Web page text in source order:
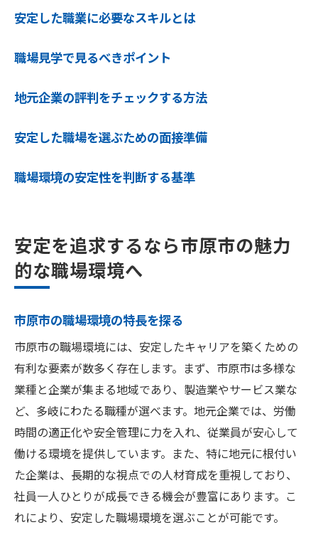
安定した職業に必要なスキルとは
職場見学で見るべきポイント
地元企業の評判をチェックする方法
安定した職場を選ぶための面接準備
職場環境の安定性を判断する基準
安定を追求するなら市原市の魅力
的な職場環境へ
市原市の職場環境の特長を探る
市原市の職場環境には、安定したキャリアを築くための
有利な要素が数多く存在します。まず、市原市は多様な
業種と企業が集まる地域であり、製造業やサービス業な
ど、多岐にわたる職種が選べます。地元企業では、労働
時間の適正化や安全管理に力を入れ、従業員が安心して
働ける環境を提供しています。また、特に地元に根付い
た企業は、長期的な視点での人材育成を重視しており、
社員一人ひとりが成長できる機会が豊富にあります。こ
れにより、安定した職場環境を選ぶことが可能です。